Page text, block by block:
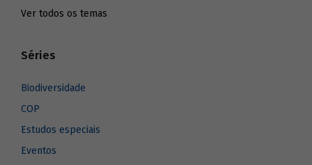
Ver todos os temas
Séries
Biodiversidade
COP
Estudos especiais
Eventos